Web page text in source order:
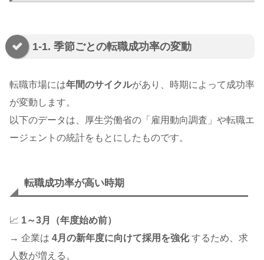
1-1. 季節ごとの転職成功率の変動
転職市場には年間のサイクルがあり、時期によって成功率
が変動します。
以下のデータは、厚生労働省の「雇用動向調査」や転職エ
ージェントの統計をもとにしたものです。
転職成功率が高い時期
📈 1～3月（年度始め前）
→ 企業は 4月の新年度に向けて採用を強化するため、求
人数が増える。